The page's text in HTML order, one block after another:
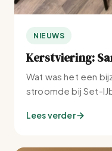
NIEUWS
Kerstviering:
Wat was het een
stroomde bij Set-
Lees verder